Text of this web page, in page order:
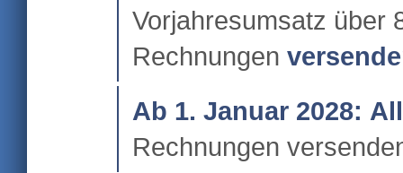
Vorjahresumsatz über
Rechnungen
Ab 1. Januar 2028:
Rechnungen